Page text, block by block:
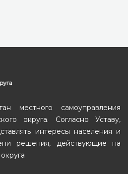
местного самоуправления
округа. Согласно Уставу,
интересы населения и
решения, действующие на